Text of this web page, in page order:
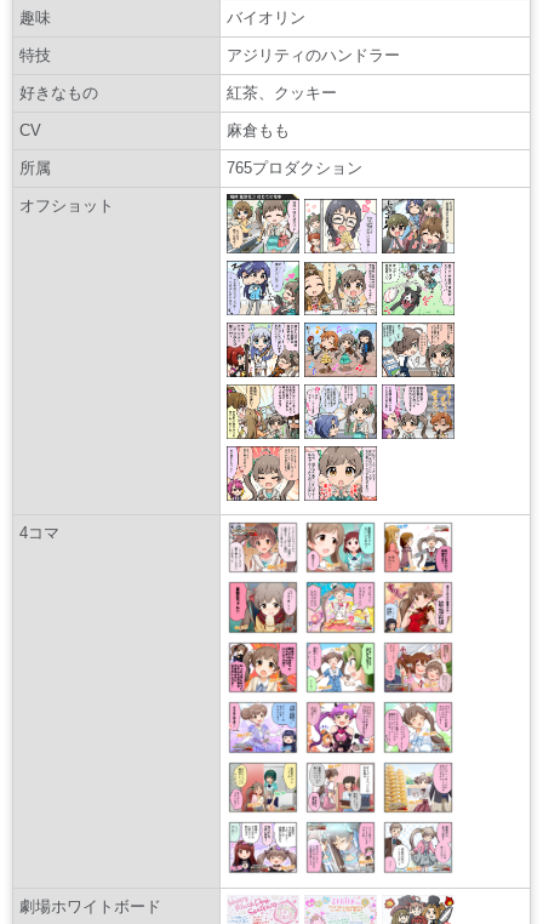
趣味 バイオリン
特技 アジリティのハンドラー
好きなもの 紅茶、クッキー
CV 麻倉もも
所属 765プロダクション
オフショット
4コマ
劇場ホワイトボード